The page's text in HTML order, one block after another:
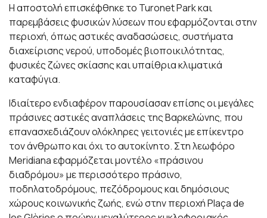
Η αποστολή επισκέφθηκε το Turonet Park και
παρεμβάσεις φυσικών λύσεων που εφαρμόζονται στην
περιοχή, όπως αστικές αναδασώσεις, συστήματα
διαχείρισης νερού, υποδομές βιοποικιλότητας,
φυσικές ζώνες σκίασης και υπαίθρια κλιματικά
καταφύγια.
Ιδιαίτερο ενδιαφέρον παρουσίασαν επίσης οι μεγάλες
πράσινες αστικές αναπλάσεις της Βαρκελώνης, που
επανασχεδιάζουν ολόκληρες γειτονιές με επίκεντρο
τον άνθρωπο και όχι το αυτοκίνητο. Στη λεωφόρο
Meridiana εφαρμόζεται μοντέλο «πράσινου
διαδρόμου» με περισσότερο πράσινο,
ποδηλατοδρόμους, πεζόδρομους και δημόσιους
χώρους κοινωνικής ζωής, ενώ στην περιοχή Plaça de